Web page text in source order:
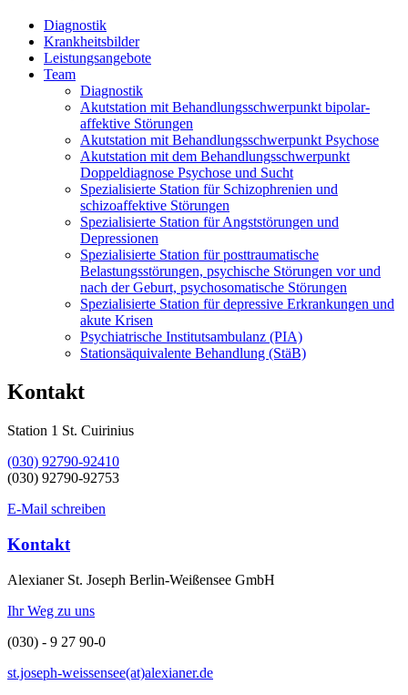
Diagnostik
Krankheitsbilder
Leistungsangebote
Team
Diagnostik
Akutstation mit Behandlungsschwerpunkt bipolar-
affektive Störungen
Akutstation mit Behandlungsschwerpunkt Psychose
Akutstation mit dem Behandlungsschwerpunkt
Doppeldiagnose Psychose und Sucht
Spezialisierte Station für Schizophrenien und
schizoaffektive Störungen
Spezialisierte Station für Angststörungen und
Depressionen
Spezialisierte Station für posttraumatische
Belastungsstörungen, psychische Störungen vor und
nach der Geburt, psychosomatische Störungen
Spezialisierte Station für depressive Erkrankungen und
akute Krisen
Psychiatrische Institutsambulanz (PIA)
Stationsäquivalente Behandlung (StäB)
Kontakt
Station 1 St. Cuirinius
(030) 92790-92410
(030) 92790-92753
E-Mail schreiben
Kontakt
Alexianer St. Joseph Berlin-Weißensee GmbH
Ihr Weg zu uns
(030) - 9 27 90-0
st.joseph-weissensee(at)alexianer.de